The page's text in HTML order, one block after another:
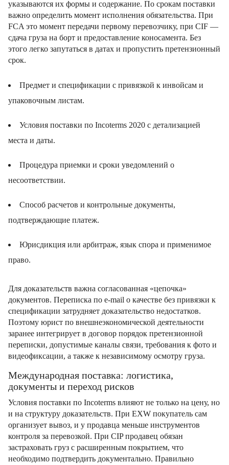
указываются их формы и содержание. По срокам поставки
важно определить момент исполнения обязательства. При
FCA это момент передачи первому перевозчику, при CIF —
сдача груза на борт и предоставление коносамента. Без
этого легко запутаться в датах и пропустить претензионный
срок.
Предмет и спецификации с привязкой к инвойсам и
упаковочным листам.
Условия поставки по Incoterms 2020 с детализацией
места и даты.
Процедура приемки и сроки уведомлений о
несоответствии.
Способ расчетов и контрольные документы,
подтверждающие платеж.
Юрисдикция или арбитраж, язык спора и применимое
право.
Для доказательств важна согласованная «цепочка»
документов. Переписка по e‑mail о качестве без привязки к
спецификации затрудняет доказательство недостатков.
Поэтому юрист по внешнеэкономической деятельности
заранее интегрирует в договор порядок претензионной
переписки, допустимые каналы связи, требования к фото и
видеофиксации, а также к независимому осмотру груза.
Международная поставка: логистика,
документы и переход рисков
Условия поставки по Incoterms влияют не только на цену, но
и на структуру доказательств. При EXW покупатель сам
организует вывоз, и у продавца меньше инструментов
контроля за перевозкой. При CIP продавец обязан
застраховать груз с расширенным покрытием, что
необходимо подтвердить документально. Правильно